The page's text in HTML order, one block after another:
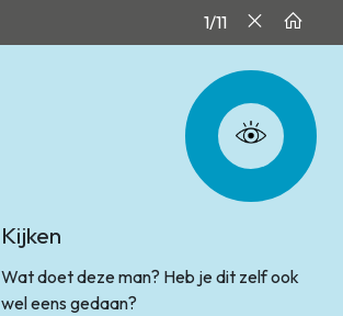
1/11
Kijken
Wat doet deze man? Heb je dit zelf ook
wel eens gedaan?